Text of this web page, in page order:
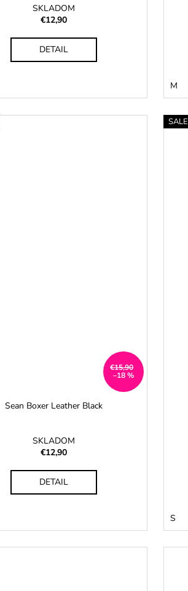
SKLADOM
€12,90
DETAIL
M
€15,90
–18 %
Sean Boxer Leather Black
SKLADOM
€12,90
DETAIL
SALE
S